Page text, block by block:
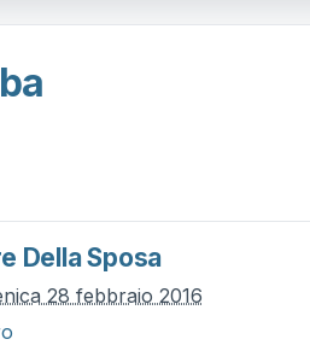
Della Sposa
28 febbraio 2016